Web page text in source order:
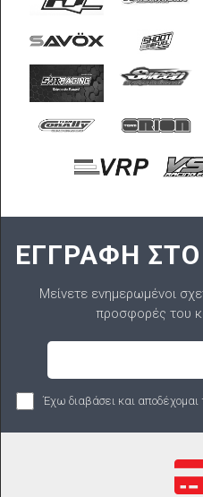
ΕΓΓΡΑΦΗ ΣΤΟ
Μείνετε ενημερωμένοι
προσφορές του
Έχω διαβάσει και αποδέχομαι